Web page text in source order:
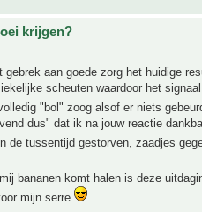
krijgen?
aan goede zorg het huidige
scheuten waardoor het
"bol" zoog alsof er niets
dus" dat ik na jouw reactie
de tussentijd gestorven, zaadjes
bananen komt halen is deze
mijn serre